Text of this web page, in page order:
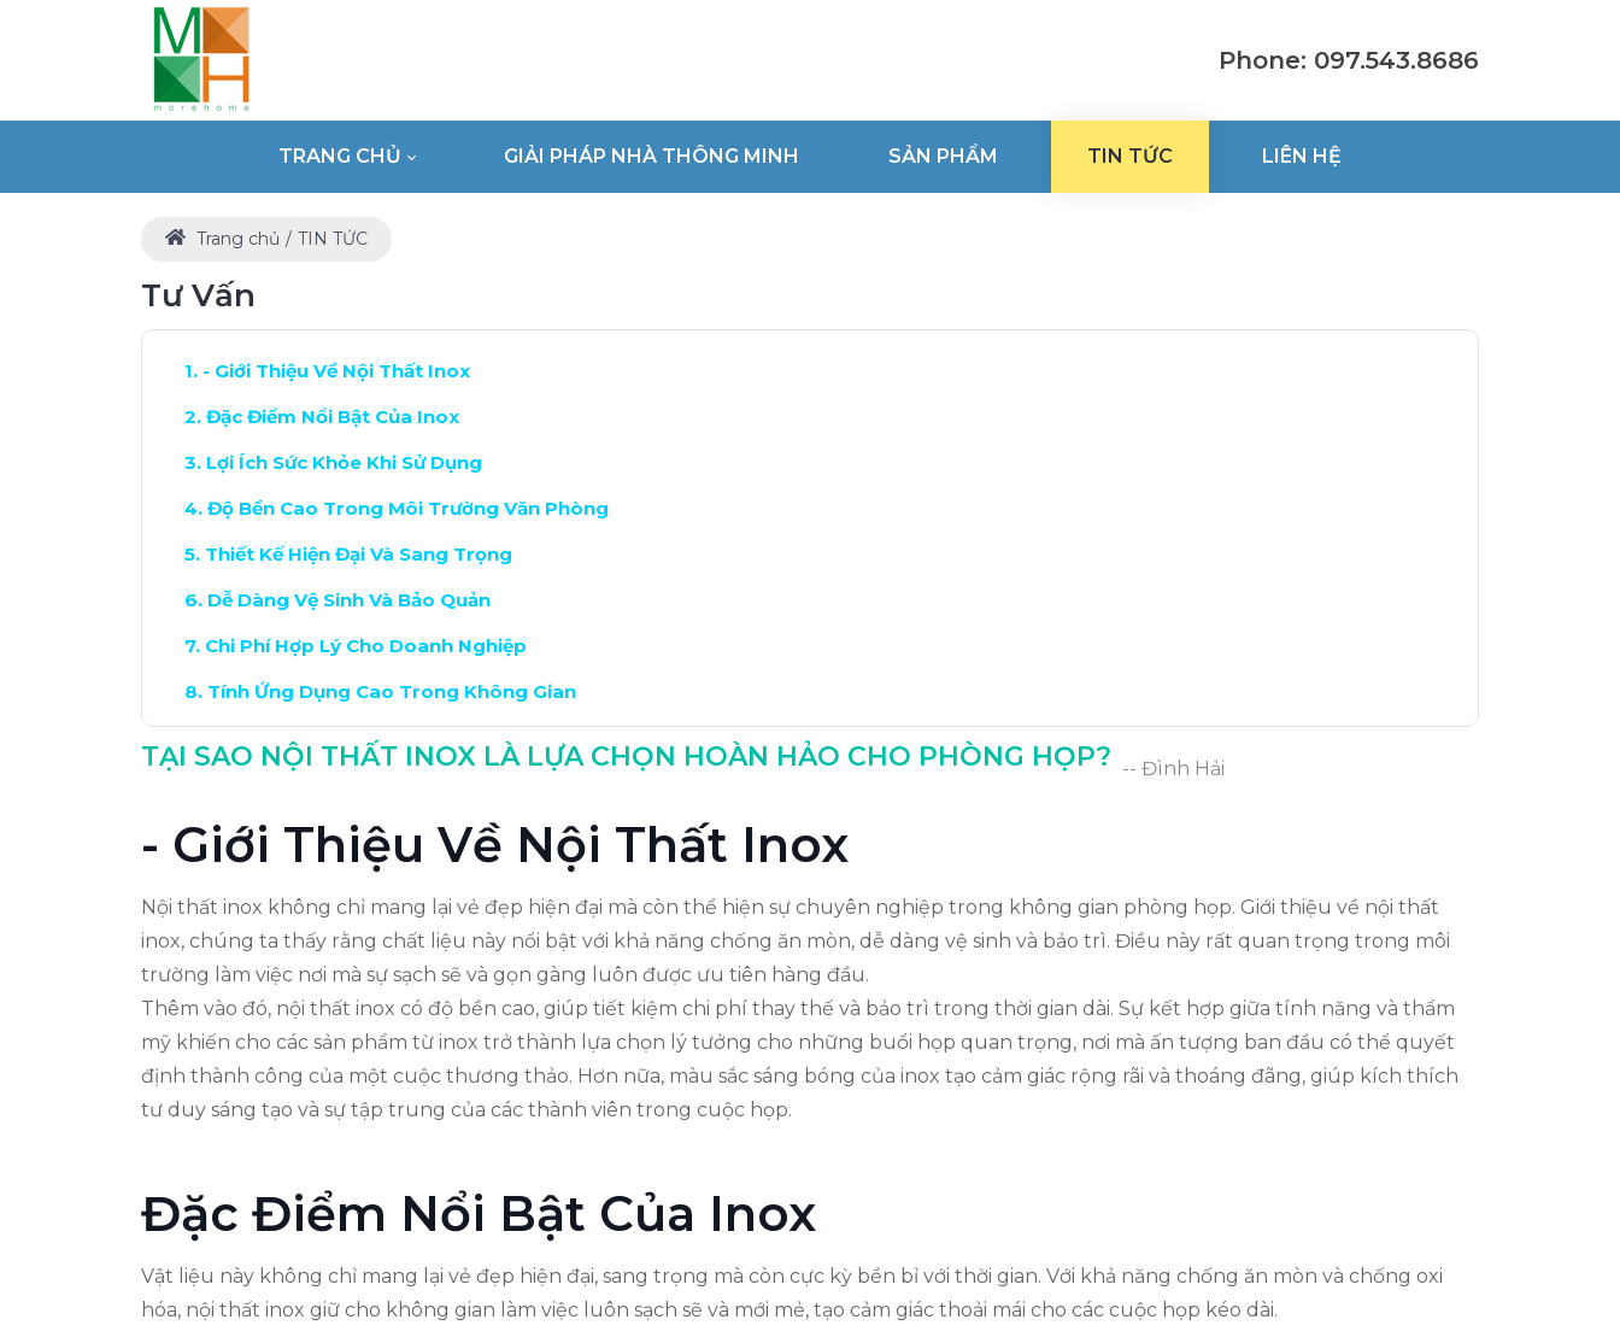
Phone: 097.543.8686
TRANG CHỦ GIẢI PHÁP NHÀ THÔNG MINH SẢN PHẨM TIN TỨC LIÊN HỆ
Trang chủ TIN TỨC
Tư Vấn
- Giới Thiệu Về Nội Thất Inox
Đặc Điểm Nổi Bật Của Inox
Lợi Ích Sức Khỏe Khi Sử Dụng
Độ Bền Cao Trong Môi Trường Văn Phòng
Thiết Kế Hiện Đại Và Sang Trọng
Dễ Dàng Vệ Sinh Và Bảo Quản
Chi Phí Hợp Lý Cho Doanh Nghiệp
Tính Ứng Dụng Cao Trong Không Gian
Kết Luận: Tại Sao Chọn Nội Thất Inox?
TẠI SAO NỘI THẤT INOX LÀ LỰA CHỌN HOÀN HẢO CHO PHÒNG HỌP? -- Đình Hải
- Giới Thiệu Về Nội Thất Inox
Nội thất inox không chỉ mang lại vẻ đẹp hiện đại mà còn thể hiện sự chuyên nghiệp trong không gian phòng họp. Giới thiệu về nội thất
inox, chúng ta thấy rằng chất liệu này nổi bật với khả năng chống ăn mòn, dễ dàng vệ sinh và bảo trì. Điều này rất quan trọng trong môi
trường làm việc nơi mà sự sạch sẽ và gọn gàng luôn được ưu tiên hàng đầu.
Thêm vào đó, nội thất inox có độ bền cao, giúp tiết kiệm chi phí thay thế và bảo trì trong thời gian dài. Sự kết hợp giữa tính năng và thẩm
mỹ khiến cho các sản phẩm từ inox trở thành lựa chọn lý tưởng cho những buổi họp quan trọng, nơi mà ấn tượng ban đầu có thể quyết
định thành công của một cuộc thương thảo. Hơn nữa, màu sắc sáng bóng của inox tạo cảm giác rộng rãi và thoáng đãng, giúp kích thích
tư duy sáng tạo và sự tập trung của các thành viên trong cuộc họp.
Đặc Điểm Nổi Bật Của Inox
Vật liệu này không chỉ mang lại vẻ đẹp hiện đại, sang trọng mà còn cực kỳ bền bỉ với thời gian. Với khả năng chống ăn mòn và chống oxi
hóa, nội thất inox giữ cho không gian làm việc luôn sạch sẽ và mới mẻ, tạo cảm giác thoải mái cho các cuộc họp kéo dài.